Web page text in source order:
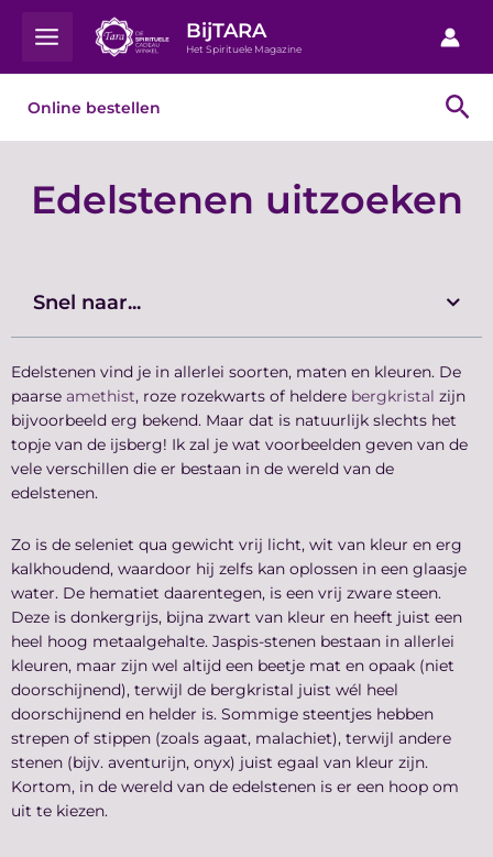
BijTARA
Het Spirituele Magazine
Online bestellen
Edelstenen uitzoeken
Snel naar...
Edelstenen vind je in allerlei soorten, maten en kleuren. De
paarse amethist, roze rozekwarts of heldere bergkristal zijn
bijvoorbeeld erg bekend. Maar dat is natuurlijk slechts het
topje van de ijsberg! Ik zal je wat voorbeelden geven van de
vele verschillen die er bestaan in de wereld van de
edelstenen.
Zo is de seleniet qua gewicht vrij licht, wit van kleur en erg
kalkhoudend, waardoor hij zelfs kan oplossen in een glaasje
water. De hematiet daarentegen, is een vrij zware steen.
Deze is donkergrijs, bijna zwart van kleur en heeft juist een
heel hoog metaalgehalte. Jaspis-stenen bestaan in allerlei
kleuren, maar zijn wel altijd een beetje mat en opaak (niet
doorschijnend), terwijl de bergkristal juist wél heel
doorschijnend en helder is. Sommige steentjes hebben
strepen of stippen (zoals agaat, malachiet), terwijl andere
stenen (bijv. aventurijn, onyx) juist egaal van kleur zijn.
Kortom, in de wereld van de edelstenen is er een hoop om
uit te kiezen.